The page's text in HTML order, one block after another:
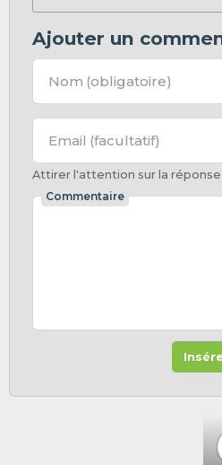
Ajouter un
Nom (obligatoire)
Email (facultatif)
Attirer l'attention sur la
Commentaire